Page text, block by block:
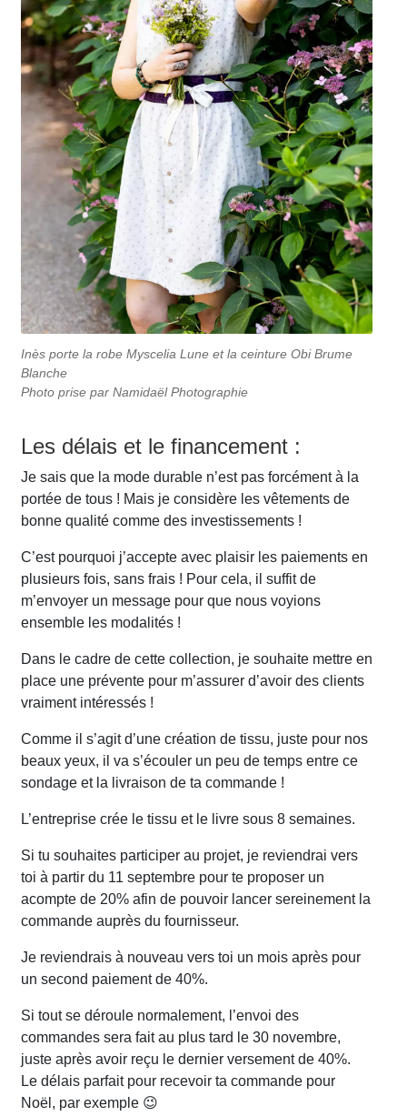
Inès porte la robe Myscelia Lune et la ceinture Obi Brume
Blanche
Photo prise par Namidaël Photographie
Les délais et le financement :
Je sais que la mode durable n’est pas forcément à la
portée de tous ! Mais je considère les vêtements de
bonne qualité comme des investissements !
C’est pourquoi j’accepte avec plaisir les paiements en
plusieurs fois, sans frais ! Pour cela, il suffit de
m’envoyer un message pour que nous voyions
ensemble les modalités !
Dans le cadre de cette collection, je souhaite mettre en
place une prévente pour m’assurer d’avoir des clients
vraiment intéressés !
Comme il s’agit d’une création de tissu, juste pour nos
beaux yeux, il va s’écouler un peu de temps entre ce
sondage et la livraison de ta commande !
L’entreprise crée le tissu et le livre sous 8 semaines.
Si tu souhaites participer au projet, je reviendrai vers
toi à partir du 11 septembre pour te proposer un
acompte de 20% afin de pouvoir lancer sereinement la
commande auprès du fournisseur.
Je reviendrais à nouveau vers toi un mois après pour
un second paiement de 40%.
Si tout se déroule normalement, l’envoi des
commandes sera fait au plus tard le 30 novembre,
juste après avoir reçu le dernier versement de 40%.
Le délais parfait pour recevoir ta commande pour
Noël, par exemple 😉